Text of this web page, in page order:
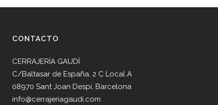
CONTACTO
CERRAJERÍA GAUDÍ
C/Baltasar de España, 2 C Local A
08970 Sant Joan Despí, Barcelona
info@cerrajeriagaudi.com